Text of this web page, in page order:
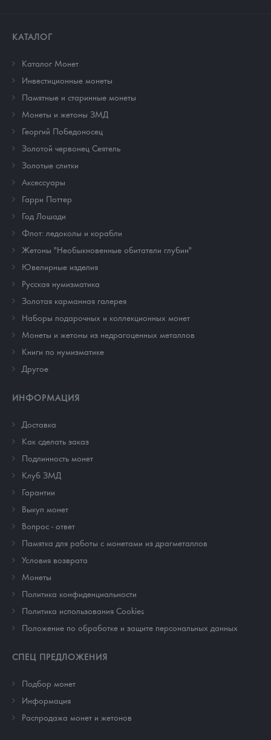
КАТАЛОГ
Каталог Монет
Инвестиционные монеты
Памятные и старинные монеты
Монеты и жетоны ЗМД
Георгий Победоносец
Золотой червонец Сеятель
Золотые слитки
Аксессуары
Гарри Поттер
Год Лошади
Флот: ледоколы и корабли
Жетоны "Необыкновенные обитатели глубин"
Ювелирные изделия
Русская нумизматика
Золотая карманная галерея
Наборы подарочных и коллекционных монет
Монеты и жетоны из недрагоценных металлов
Книги по нумизматике
Другое
ИНФОРМАЦИЯ
Доставка
Как сделать заказ
Подлинность монет
Клуб ЗМД
Гарантии
Выкуп монет
Вопрос - ответ
Памятка для работы с монетами из драгметаллов
Условия возврата
Монеты
Политика конфиденциальности
Политика использования Cookies
Положение по обработке и защите персональных данных
СПЕЦ ПРЕДЛОЖЕНИЯ
Подбор монет
Информация
Распродажа монет и жетонов